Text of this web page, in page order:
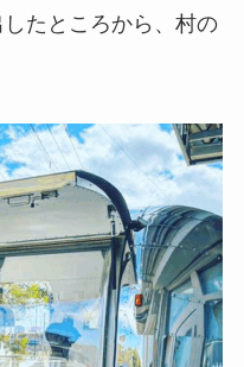
したところから、村の